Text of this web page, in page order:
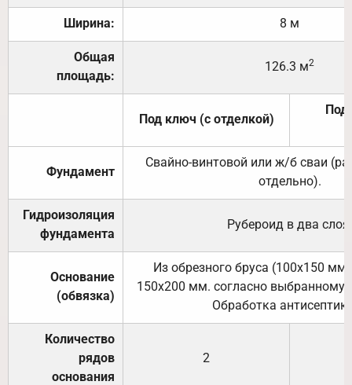
Ширина: 8 м
Общая
площадь:
126.3 м2
Под ключ (с отделкой)
Под
Фундамент
Свайно-винтовой или ж/б сваи
отдельно).
Гидроизоляция
фундамента
Рубероид в два слоя.
Основание
(обвязка)
Из обрезного бруса (100х150
150х200 мм. согласно выбранному
Обработка
Количество
рядов
основания
2